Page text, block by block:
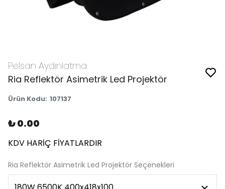
Pelsan Aydınlatma
Ria Reflektör Asimetrik Led Projektör
Ürün Kodu: 107137
₺ 0.00
KDV HARİÇ FİYATLARDIR
Ria Reflektör Asimetrik Led Projektör Seçenekleri